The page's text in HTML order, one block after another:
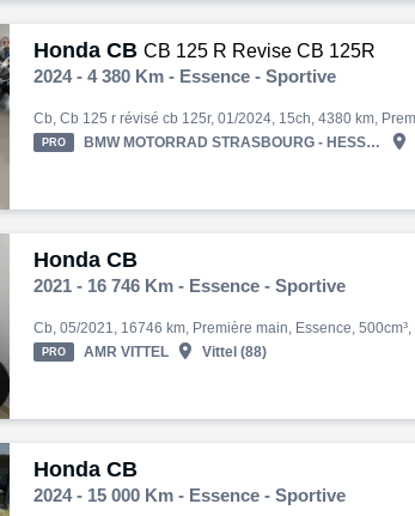
Honda CB CB 125 R Revise CB 125R
2024 - 4 380 Km - Essence - Sportive
PRO BMW MOTORRAD STRASBOURG - HESS AUTOMOBILE 
Honda CB
2021 - 16 746 Km - Essence - Sportive
PRO AMR VITTEL  Vittel (88)
Honda CB
2024 - 15 000 Km - Essence - Sportive